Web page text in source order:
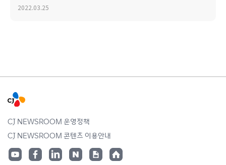
2022.03.25
CJ NEWSROOM 운영정책
CJ NEWSROOM 콘텐츠 이용안내